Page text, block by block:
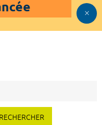
RECHERCHER